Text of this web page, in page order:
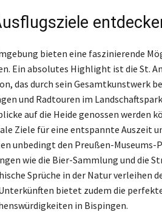
bieten eine faszinierende
Ein absolutes Highlight ist die St.
das durch sein Gesamtkunstwerk
und Radtouren im
auf die Heide genossen werden
Ziele für eine entspannte Auszeit
unbedingt den Preußen-Museums-
wie die Bier-Sammlung und die
Sprüche in der Natur verleihen
bietet zudem die
in Bispingen.